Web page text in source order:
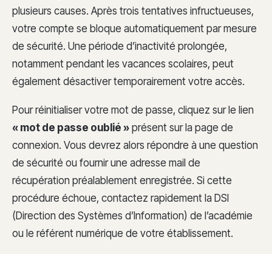
plusieurs causes. Après trois tentatives infructueuses,
votre compte se bloque automatiquement par mesure
de sécurité. Une période d’inactivité prolongée,
notamment pendant les vacances scolaires, peut
également désactiver temporairement votre accès.
Pour réinitialiser votre mot de passe, cliquez sur le lien
« mot de passe oublié » présent sur la page de
connexion. Vous devrez alors répondre à une question
de sécurité ou fournir une adresse mail de
récupération préalablement enregistrée. Si cette
procédure échoue, contactez rapidement la DSI
(Direction des Systèmes d’Information) de l’académie
ou le référent numérique de votre établissement.